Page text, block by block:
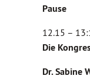
Pause
12.15 –
Die
Dr. Sabine